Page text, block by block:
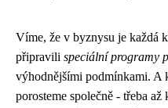
Víme, že v byznysu je každá
připravili speciální programy
výhodnějšími podmínkami. A
porosteme společně - třeba